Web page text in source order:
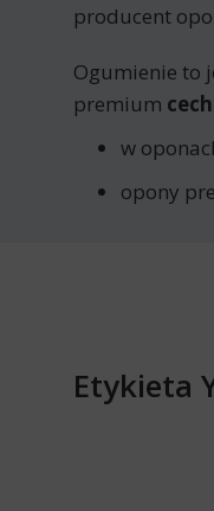
producent
Ogumienie to
premium
w
opony
Etykieta